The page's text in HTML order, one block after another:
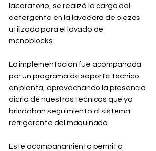
laboratorio, se realizó la carga del
detergente en la lavadora de piezas
utilizada para el lavado de
monoblocks.
La implementación fue acompañada
por un programa de soporte técnico
en planta, aprovechando la presencia
diaria de nuestros técnicos que ya
brindaban seguimiento al sistema
refrigerante del maquinado.
Este acompañamiento permitió